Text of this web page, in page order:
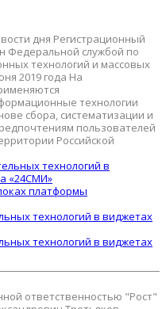
дня Регистрационный
Федеральной службой по
технологий и массовых
2019 года На
технологии
сбора, систематизации и
пользователей
Российской
технологий в
«24СМИ»
платформы
технологий в виджетах
технологий в виджетах
ответственностью "Рост"